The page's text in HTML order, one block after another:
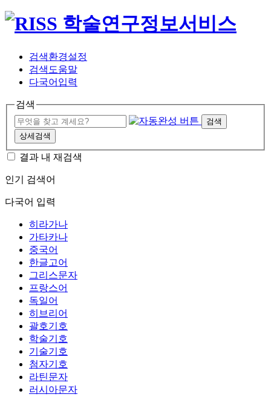
검색환경설정
검색도움말
다국어입력
검색
검색
상세검색
결과 내 재검색
인기 검색어
다국어 입력
히라가나
가타카나
중국어
한글고어
그리스문자
프랑스어
독일어
히브리어
괄호기호
학술기호
기술기호
첨자기호
라틴문자
러시아문자